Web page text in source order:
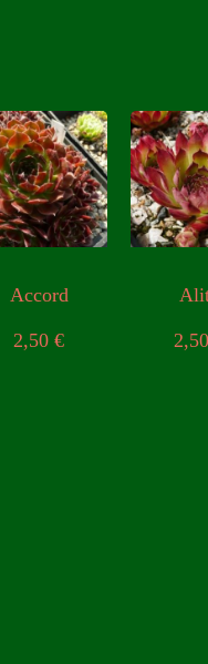
Accord
2,50€